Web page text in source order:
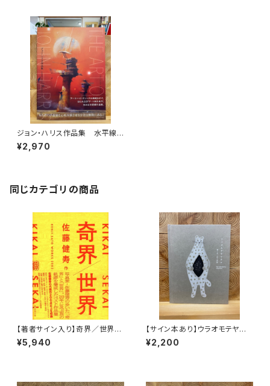
ジョン・ハリス作品集 水平線
の彼方
¥2,970
同じカテゴリの商品
【著者サイン入り】奇界／世界
佐藤健寿作品集
¥5,940
【サイン本あり】ウラオモテヤマ
ネコ
¥2,200